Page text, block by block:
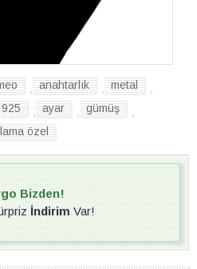
anahtarlık metal
925 ayar gümüş
özel
Bizden!
İndirimVar!